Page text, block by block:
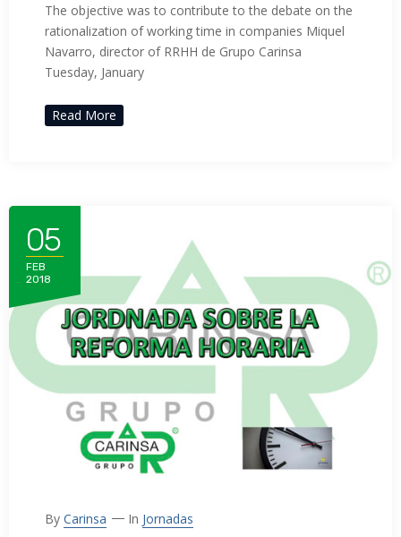
The objective was to contribute to the debate on the
rationalization of working time in companies Miquel
Navarro, director of RRHH de Grupo Carinsa
Tuesday, January
Read More
05
FEB
2018
By Carinsa In Jornadas